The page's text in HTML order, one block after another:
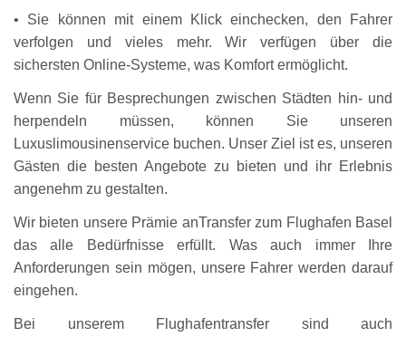
• Sie können mit einem Klick einchecken, den Fahrer
verfolgen und vieles mehr. Wir verfügen über die
sichersten Online-Systeme, was Komfort ermöglicht.
Wenn Sie für Besprechungen zwischen Städten hin- und
herpendeln müssen, können Sie unseren
Luxuslimousinenservice buchen. Unser Ziel ist es, unseren
Gästen die besten Angebote zu bieten und ihr Erlebnis
angenehm zu gestalten.
Wir bieten unsere Prämie anTransfer zum Flughafen Basel
das alle Bedürfnisse erfüllt. Was auch immer Ihre
Anforderungen sein mögen, unsere Fahrer werden darauf
eingehen.
Bei unserem Flughafentransfer sind auch